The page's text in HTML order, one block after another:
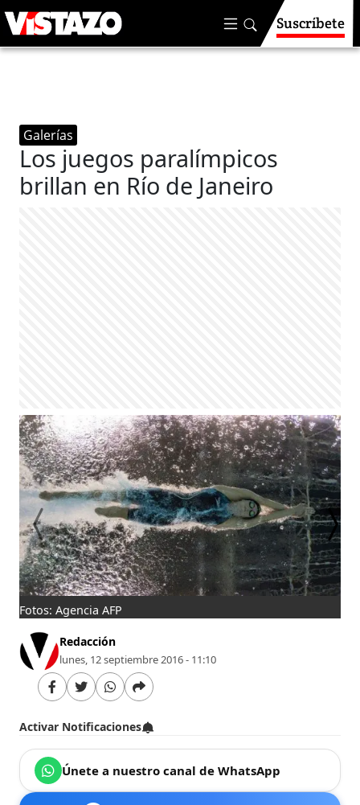
Suscríbete
Galerías
Los juegos paralímpicos
brillan en Río de Janeiro
Fotos: Agencia AFP
Redacción
lunes, 12 septiembre 2016 - 11:10
Activar Notificaciones
Únete a nuestro canal de WhatsApp